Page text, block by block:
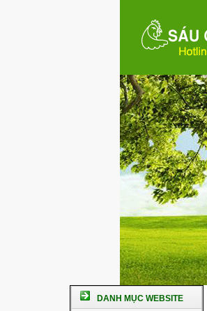
DANH MỤC WEBSITE